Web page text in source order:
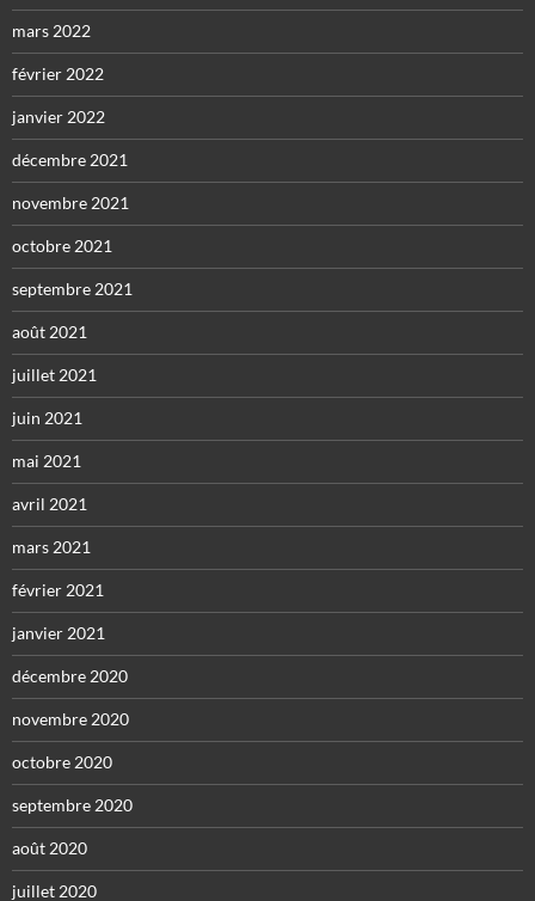
mars 2022
février 2022
janvier 2022
décembre 2021
novembre 2021
octobre 2021
septembre 2021
août 2021
juillet 2021
juin 2021
mai 2021
avril 2021
mars 2021
février 2021
janvier 2021
décembre 2020
novembre 2020
octobre 2020
septembre 2020
août 2020
juillet 2020